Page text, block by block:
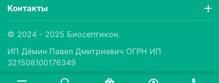
Контакты
© 2024 - 2025 Биосептикон.
ИП Дëмин Павел Дмитриевич ОГРН ИП
321508100176349